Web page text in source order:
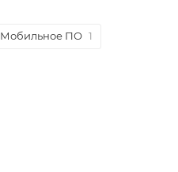
Мобильное ПО 1